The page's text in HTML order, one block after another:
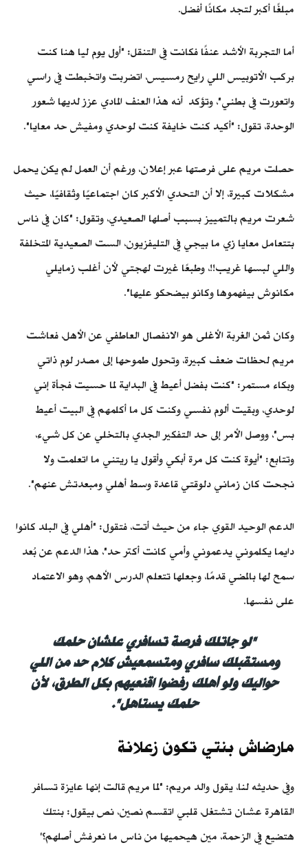
مبلغًا أكبر لتجد مكانًا أفضل.
أما التجربة الأشد عنفًا فكانت في التنقل: "أول يوم ليا هنا كنت
بركب الأتوبيس اللي رايح رمسيس، اتضربت واتخبطت في راسي
واتعورت في بطني"، وتؤكد أنه هذا العنف المادي عزز لديها شعور
الوحدة، تقول: "أكيد كنت خايفة كنت لوحدي ومفيش حد معايا".
حصلت مريم على فرصتها عبر إعلان، ورغم أن العمل لم يكن يحمل
مشكلات كبيرة، إلا أن التحدي الأكبر كان اجتماعيًا وثقافيًا، حيث
شعرت مريم بالتمييز بسبب أصلها الصعيدي، وتقول: "كان في ناس
بتتعامل معايا زي ما بيجي في التليفزيون، الست الصعيدية المتخلفة
واللي لبسها غريب!!، وطبعًا غيرت لهجتي لأن أغلب زمايلي
مكانوش بيفهموها وكانو بيضحكو عليها".
وكان ثمن الغربة الأغلى هو الانفصال العاطفي عن الأهل، فعاشت
مريم لحظات ضعف كبيرة، وتحول طموحها إلى مصدر لوم ذاتي
وبكاء مستمر: "كنت بفضل أعيط في البداية لما حسيت فجأة إني
لوحدي، وبقيت ألوم نفسي وكنت كل ما أكلمهم في البيت أعيط
بس"، ووصل الأمر إلى حد التفكير الجدي بالتخلي عن كل شيء،
وتتابع: "أيوة كنت كل مرة أبكي وأقول يا ريتني ما اتعلمت ولا
نجحت كان زماني دلوقتي قاعدة وسط أهلي ومبعدتش عنهم".
الدعم الوحيد القوي جاء من حيث أتت، فتقول: "أهلي في البلد كانوا
دايما يكلموني يدعموني وأمي كانت أكتر حد"، هذا الدعم عن بُعد
سمح لها بالمضي قدمًا، وجعلها تتعلم الدرس الأهم، وهو الاعتماد
على نفسها.
"لو جاتلك فرصة تسافري علشان حلمك
ومستقبلك سافري ومتسمعيش كلام حد من اللي
حواليك ولو أهلك رفضوا اقنعيهم بكل الطرق، لأن
حلمك يستاهل".
مارضاش بنتي تكون زعلانة
وفي حديثه لنا، يقول والد مريم: "لما مريم قالت إنها عايزة تسافر
القاهرة عشان تشتغل، قلبي اتقسم نصين، نص بيقول: بنتك
هتضيع في الزحمة، مين هيحميها من ناس ما نعرفش أصلهم؟'